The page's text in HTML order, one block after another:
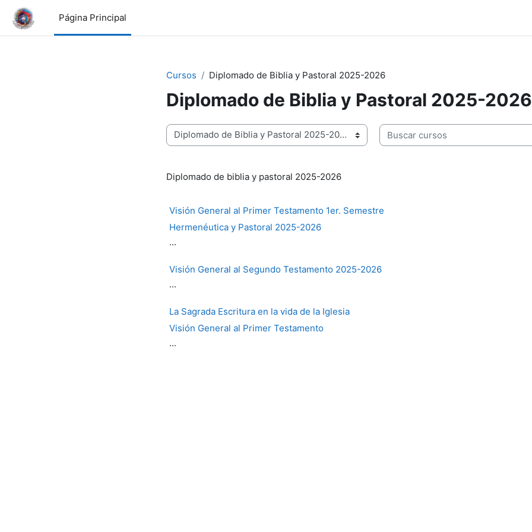
Salta al contenido principal
Página Principal
Cursos
Diplomado de Biblia y Pastoral 2025-2026
Diplomado de Biblia y Pastoral 2025-2026
Categorías
Buscar cursos
Diplomado de biblia y pastoral 2025-2026
Visión General al Primer Testamento 1er. Semestre
Hermenéutica y Pastoral 2025-2026
...
Visión General al Segundo Testamento 2025-2026
...
La Sagrada Escritura en la vida de la Iglesia
Visión General al Primer Testamento
...